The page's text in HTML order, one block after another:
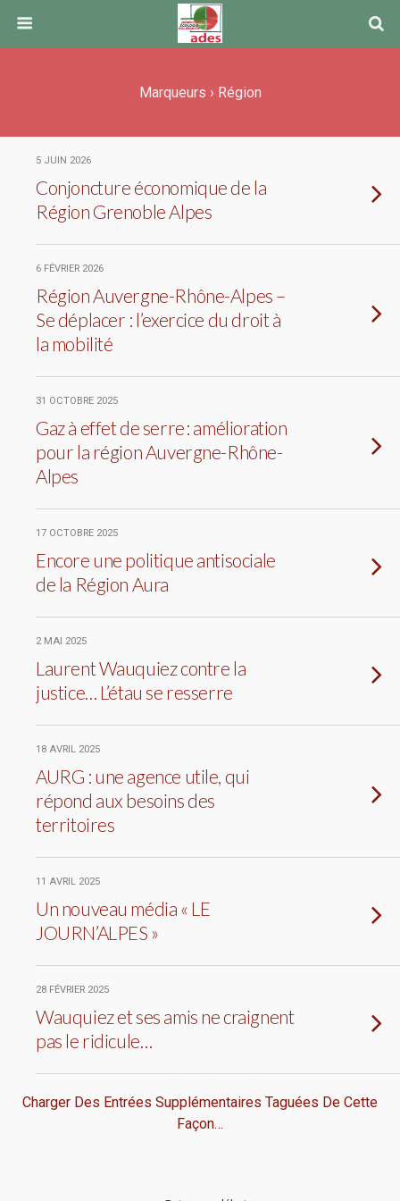
Marqueurs › Région
5 JUIN 2026
Conjoncture économique de la
Région Grenoble Alpes
6 FÉVRIER 2026
Région Auvergne-Rhône-Alpes –
Se déplacer : l’exercice du droit à
la mobilité
31 OCTOBRE 2025
Gaz à effet de serre : amélioration
pour la région Auvergne-Rhône-
Alpes
17 OCTOBRE 2025
Encore une politique antisociale
de la Région Aura
2 MAI 2025
Laurent Wauquiez contre la
justice… L’étau se resserre
18 AVRIL 2025
AURG : une agence utile, qui
répond aux besoins des
territoires
11 AVRIL 2025
Un nouveau média « LE
JOURN’ALPES »
28 FÉVRIER 2025
Wauquiez et ses amis ne craignent
pas le ridicule…
Charger Des Entrées Supplémentaires Taguées De Cette
Façon…